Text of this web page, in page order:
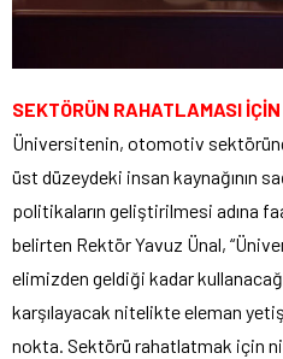
SEKTÖRÜN RAHATLAMASI
Üniversitenin, otomotiv
üst düzeydeki insan kaynağının
politikaların geliştirilmesi adına
belirten Rektör Yavuz Ünal,
elimizden geldiği kadar
karşılayacak nitelikte eleman
nokta. Sektörü rahatlatmak için